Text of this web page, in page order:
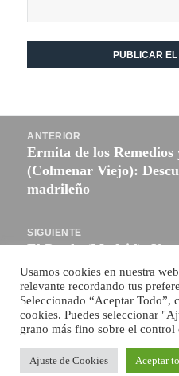
ANTERIOR
Entrada
anterior:
Ermita de los
(Colmenar Viejo):
madrileño
SIGUIENTE
Entrada
siguiente:
El Pardo (Madrid): Un
Funciona gracias a WordPress
Usamos cookies en nuestra
relevante recordando tus
Seleccionado “Aceptar Todo”,
cookies. Puedes seleccionar
grano más fino sobre el control
Ajuste de Cookies Aceptar